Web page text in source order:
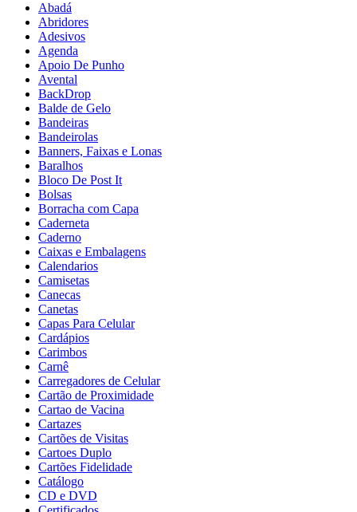
Abadá
Abridores
Adesivos
Agenda
Apoio De Punho
Avental
BackDrop
Balde de Gelo
Bandeiras
Bandeirolas
Banners, Faixas e Lonas
Baralhos
Bloco De Post It
Bolsas
Borracha com Capa
Caderneta
Caderno
Caixas e Embalagens
Calendarios
Camisetas
Canecas
Canetas
Capas Para Celular
Cardápios
Carimbos
Carnê
Carregadores de Celular
Cartão de Proximidade
Cartao de Vacina
Cartazes
Cartões de Visitas
Cartoes Duplo
Cartões Fidelidade
Catálogo
CD e DVD